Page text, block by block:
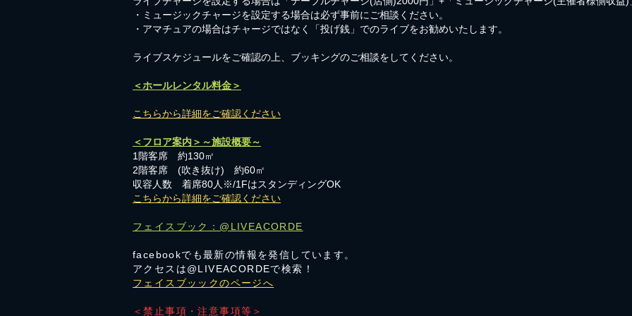
・ミュージックチャージを設定する場合は必ず事前にご相談ください。
​・アマチュアの場合はチャージではなく「投げ銭」でのライブをお勧めいたします。
​ライブスケジュールをご確認の上、ブッキングのご相談をしてください。
＜ホールレンタル料金＞
こちらから詳細をご確認ください
＜フロア案内＞～施設概要～
1階客席 約130㎡
2階客席 (吹き抜け) 約60㎡
収容人数 着席80人※/1FはスタンディングOK
こちらから詳細をご確認ください
フェイスブック：@LIVEACORDE
facebookでも最新の情報を発信しています。
アクセスは@LIVEACORDEで検索！
フェイスブッックのページへ
＜禁止事項・注意事項等＞